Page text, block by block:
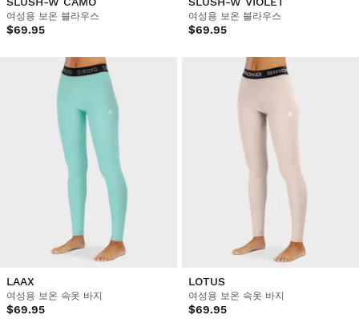
여성용 보온 블라우스
$69.95
여성용 보온 블라우스
$69.95
LAAX
여성용 보온 속옷 바지
$69.95
LOTUS
여성용 보온 속옷 바지
$69.95